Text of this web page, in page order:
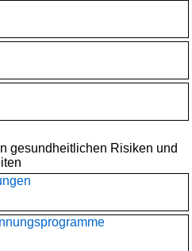
gesundheitlichen Risiken und